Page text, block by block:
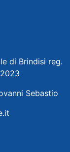
di Brindisi reg.
Sebastio